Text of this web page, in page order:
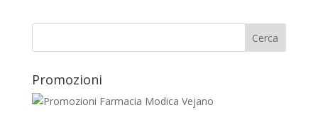
era:
è:
Promozioni